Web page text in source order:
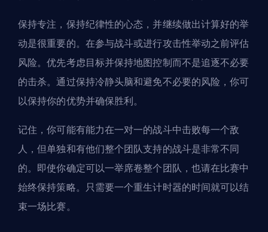
保持专注，保持纪律性的心态，并继续做出计算好的举
动是很重要的。在参与战斗或进行攻击性举动之前评估
风险。优先考虑目标并保持地图控制而不是追逐不必要
的击杀。通过保持冷静头脑和避免不必要的风险，你可
以保持你的优势并确保胜利。
记住，你可能有能力在一对一的战斗中击败每一个敌
人，但单独和有他们整个团队支持的战斗是非常不同
的。即使你确定可以一举席卷整个团队，也请在比赛中
始终保持策略。只需要一个重生计时器的时间就可以结
束一场比赛。